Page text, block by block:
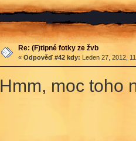
Re: (F)tipné fotky ze žvb
« Odpověď #42 kdy: Leden 27, 2012,
Hmm, moc toho